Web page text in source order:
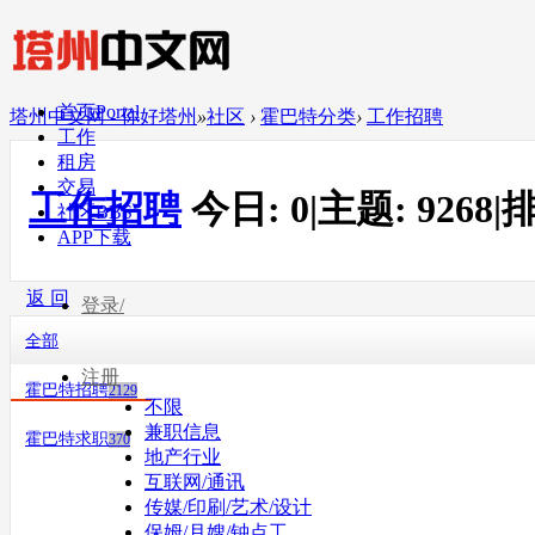
首页Portal
工作
租房
交易
社区BBS
APP下载
登录/
注册
塔州中文网 - 你好塔州 »社区 › 霍巴特分类› 工作招聘
工作招聘 今日: 0|主题: 9268|
返 回
全部
霍巴特招聘2129
霍巴特求职370
不限
兼职信息
地产行业
互联网/通讯
传媒/印刷/艺术/设计